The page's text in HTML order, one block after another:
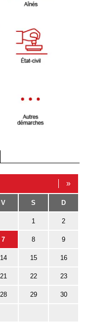
»
V S D
1 2
7 8 9
14 15 16
21 22 23
28 29 30